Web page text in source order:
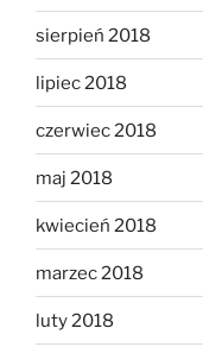
sierpień 2018
lipiec 2018
czerwiec 2018
maj 2018
kwiecień 2018
marzec 2018
luty 2018